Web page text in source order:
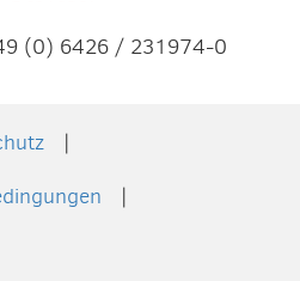
(0) 6426 / 231974-0